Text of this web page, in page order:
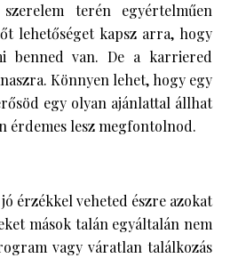
terén egyértelműen
lehetőséget kapsz arra, hogy
benned van. De a karriered
Könnyen lehet, hogy egy
egy olyan ajánlattal állhat
érdemes lesz megfontolnod.
érzékkel veheted észre azokat
mások talán egyáltalán nem
vagy váratlan találkozás